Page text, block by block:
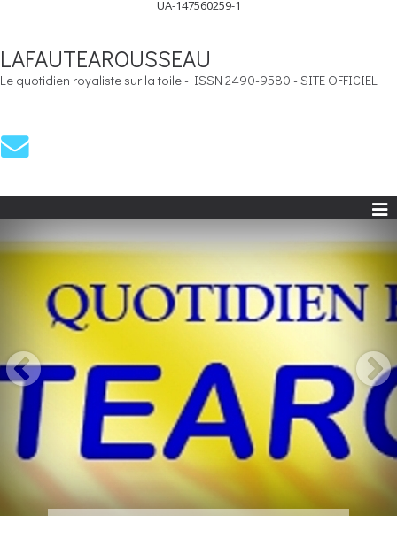
UA-147560259-1
LAFAUTEAROUSSEAU
Le quotidien royaliste sur la toile - ISSN 2490-9580 - SITE OFFICIEL